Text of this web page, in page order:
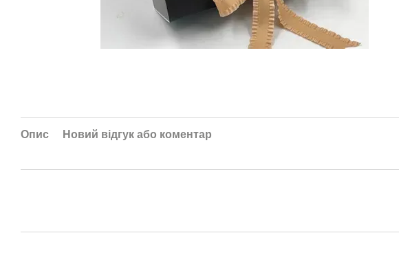
Опис Новий відгук або коментар